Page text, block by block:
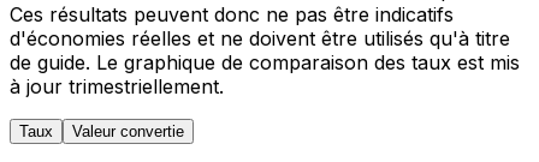
Ces résultats peuvent donc ne pas être indicatifs
d'économies réelles et ne doivent être utilisés qu'à titre
de guide. Le graphique de comparaison des taux est mis
à jour trimestriellement.
Taux Valeur convertie